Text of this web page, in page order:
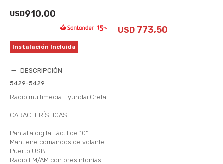
USD910,00
USD 773,50
Instalación Incluida
DESCRIPCIÓN
5429-5429
Radio multimedia Hyundai Creta
CARACTERÍSTICAS:
Pantalla digital táctil de 10"
Mantiene comandos de volante
Puerto USB
Radio FM/AM con presintonías